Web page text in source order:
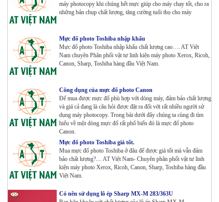
Máy Photocopy KONICA MINOLTA Bizhub 367 Renew
Tham Khảo
Bộ Mực 4 màu Konica Minolta Bizhub C1085 | 6085 |
6110 | C1100 _Bộ 4 màu _ Trọng lượng 1645g ZIN
HÃNG_ USA
Tham Khảo
Máy Photocopy Ricoh MP 7503 Renew
Tham Khảo
Máy photocopy Ricoh IM 7000
Tham Khảo
Máy in Laser Đơn năng G&G P2022W_in Wifi
Tham Khảo
máy photocopy khi chúng hết mực giúp cho máy chạy tốt, cho ra
những bản chụp chất lượng, tăng cường tuổi thọ cho máy
Mực đổ photo Toshiba nhập khẩu
Mực đổ photo Toshiba nhập khẩu chất lượng cao…. AT Việt
Nam chuyên Phân phối vật tư linh kiện máy photo Xerox, Ricoh,
Canon, Sharp, Toshiba hàng đầu Việt Nam.
Công dụng của mực đổ photo Canon
Để mua được mực đổ phù hợp với dòng máy, đảm bảo chất lượng
và giá cả đang là câu hỏi được đặt ra đối với rất nhiều người sử
dụng máy photocopy. Trong bài dưới đây chúng ta cùng đi tìm
hiểu về một dòng mực đổ rất phổ biến đó là mực đổ photo
Canon.
Mực đổ photo Toshiba giá tốt.
Mua mực đổ photo Toshiba ở đâu để được giá tốt mà vẫn đảm
bảo chất lượng?.... AT Việt Nam- Chuyên phân phối vật tư linh
kiện máy photo Xerox, Ricoh, Canon, Sharp, Toshiba hàng đầu
Việt Nam.
Có nên sử dụng lô ép Sharp MX-M 283/363U